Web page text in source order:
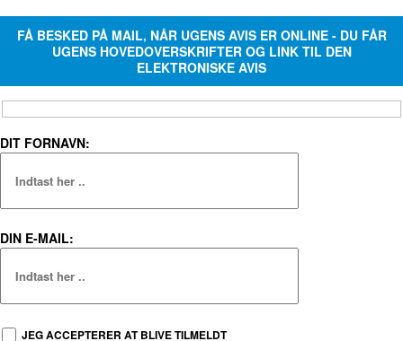
FÅ BESKED PÅ MAIL, NÅR UGENS AVIS ER ONLINE - DU FÅR
UGENS HOVEDOVERSKRIFTER OG LINK TIL DEN
ELEKTRONISKE AVIS
DIT FORNAVN:
DIN E-MAIL:
JEG ACCEPTERER AT BLIVE TILMELDT